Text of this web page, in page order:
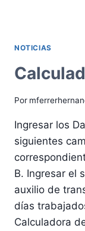
VENCE
NOTICIAS
Por
Ingresar los
siguientes
B. Ingresar el
auxilio de
días
Calculadora